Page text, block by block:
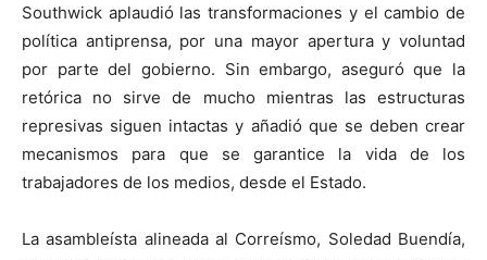
Southwick aplaudió las transformaciones y el cambio de
política antiprensa, por una mayor apertura y voluntad
por parte del gobierno. Sin embargo, aseguró que la
retórica no sirve de mucho mientras las estructuras
represivas siguen intactas y añadió que se deben crear
mecanismos para que se garantice la vida de los
trabajadores de los medios, desde el Estado.
La asambleísta alineada al Correísmo, Soledad Buendía,